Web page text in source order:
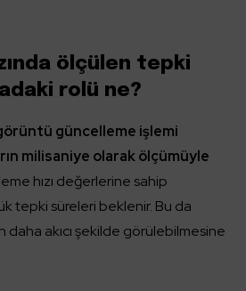
ölçülen tepki
rolü ne?
güncelleme işlemi
milisaniye olarak ölçümüyle
hızı değerlerine sahip
tepki süreleri beklenir. Bu da
akıcı şekilde görülebilmesine